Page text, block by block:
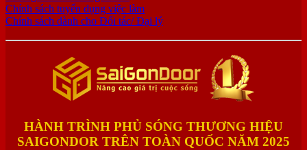
Chính sách tuyển dụng việc làm
Chính sách dành cho Đối tác/ Đại lý
HÀNH TRÌNH PHỦ SÓNG THƯƠNG HIỆU
SAIGONDOR TRÊN TOÀN QUỐC NĂM 2025